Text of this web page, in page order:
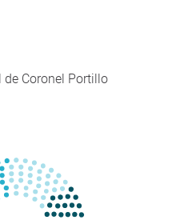
Coronel Portillo